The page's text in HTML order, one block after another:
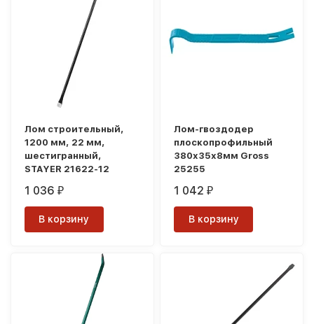
Лом строительный,
1200 мм, 22 мм,
шестигранный,
STAYER 21622-12
1 036₽
В корзину
Лом-гвоздодер
плоскопрофильный
380x35x8мм Gross
25255
1 042₽
В корзину